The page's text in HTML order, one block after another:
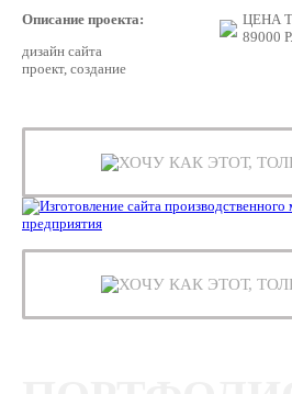
Описание проекта:
дизайн сайта
проект, создание
ЦЕНА
89000 Р.
ХОЧУ КАК ЭТОТ,
ХОЧУ КАК ЭТОТ,